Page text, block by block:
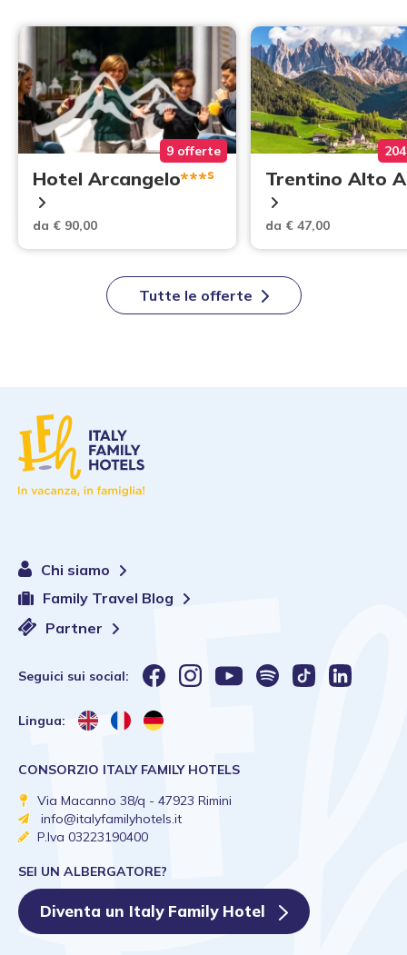
9 offerte
Hotel Arcangelo***s
da € 90,00
Trentino Alto
da € 47,00
Tutte le offerte
Chi siamo
Family Travel Blog
Partner
Seguici sui social:
Lingua:
CONSORZIO ITALY FAMILY HOTELS
Via Macanno 38/q - 47923 Rimini
info@italyfamilyhotels.it
P.Iva 03223190400
SEI UN ALBERGATORE?
Diventa un Italy Family Hotel